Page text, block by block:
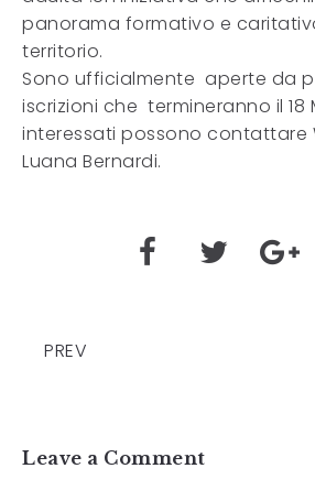
panorama formativo e
territorio.
Sono ufficialmente aperte da
iscrizioni che termineranno il 18
interessati possono contattare
Luana Bernardi.
PREV
Leave a Comment